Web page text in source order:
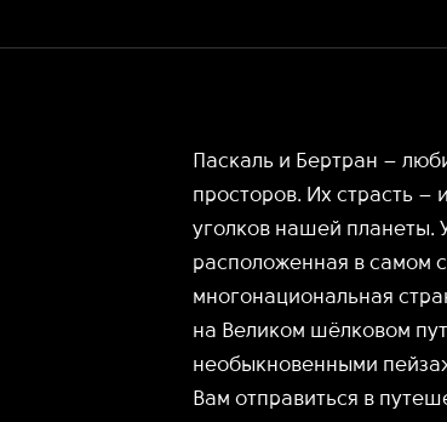
Паскаль и Бертран –
просторов. Их страсть –
уголков нашей планеты.
расположенная в самом
многонациональная
на Великом шёлковом
необыкновенными
Вам отправиться в